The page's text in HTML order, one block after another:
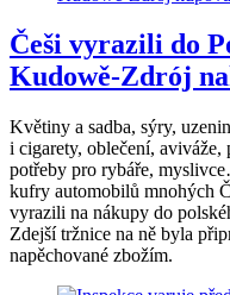
Češi vyrazili do
Kudowě-Zdrój
Květiny a sadba, sýry,
i cigarety, oblečení, aviváže,
potřeby pro rybáře,
kufry automobilů mnohých
vyrazili na nákupy do
Zdejší tržnice na ně byla
napěchované zbožím.